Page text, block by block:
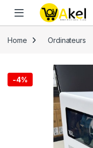
Skip to navigation
Skip to content
Home Ordinateurs
-4%